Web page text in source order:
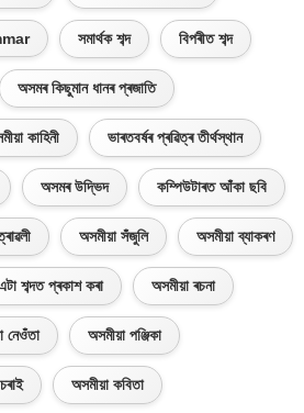
সমাৰ্থক শব্দ বিপৰীত শব্দ
অসমৰ কিছুমান ধানৰ প্ৰজাতি
কাহিনী ভাৰতবৰ্ষৰ প্ৰৱিত্ৰ তীৰ্থস্থান
অসমৰ উদ্ভিদ কম্পিউটাৰত আঁকা ছবি
অসমীয়া সঁজুলি অসমীয়া ব্যাকৰণ
শব্দত প্ৰকাশ কৰা অসমীয়া ৰচনা
নেওঁতা অসমীয়া পঞ্জিকা
অসমীয়া কবিতা